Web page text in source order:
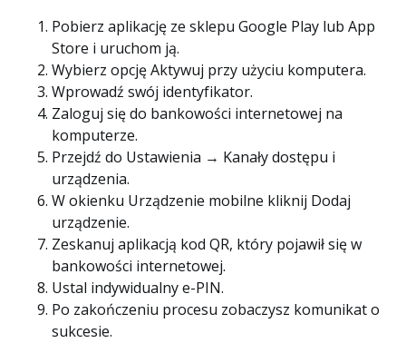
Pobierz aplikację ze sklepu Google Play lub App
Store i uruchom ją.
Wybierz opcję Aktywuj przy użyciu komputera.
Wprowadź swój identyfikator.
Zaloguj się do bankowości internetowej na
komputerze.
Przejdź do Ustawienia → Kanały dostępu i
urządzenia.
W okienku Urządzenie mobilne kliknij Dodaj
urządzenie.
Zeskanuj aplikacją kod QR, który pojawił się w
bankowości internetowej.
Ustal indywidualny e-PIN.
Po zakończeniu procesu zobaczysz komunikat o
sukcesie.